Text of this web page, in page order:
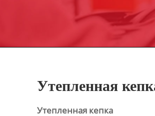
Утепленная
Утепленная кепка